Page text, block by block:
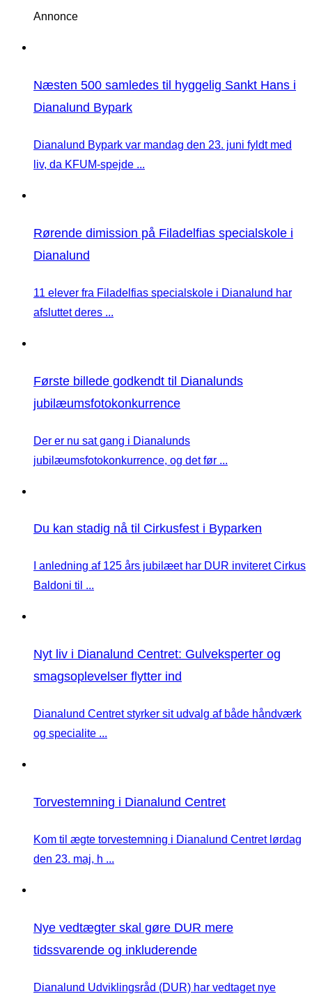
Annonce
Næsten 500 samledes til hyggelig Sankt Hans i
Dianalund Bypark
Dianalund Bypark var mandag den 23. juni fyldt med
liv, da KFUM-spejde ...
Rørende dimission på Filadelfias specialskole i
Dianalund
11 elever fra Filadelfias specialskole i Dianalund har
afsluttet deres ...
Første billede godkendt til Dianalunds
jubilæumsfotokonkurrence
Der er nu sat gang i Dianalunds
jubilæumsfotokonkurrence, og det før ...
Du kan stadig nå til Cirkusfest i Byparken
I anledning af 125 års jubilæet har DUR inviteret Cirkus
Baldoni til ...
Nyt liv i Dianalund Centret: Gulveksperter og
smagsoplevelser flytter ind
Dianalund Centret styrker sit udvalg af både håndværk
og specialite ...
Torvestemning i Dianalund Centret
Kom til ægte torvestemning i Dianalund Centret lørdag
den 23. maj, h ...
Nye vedtægter skal gøre DUR mere
tidssvarende og inkluderende
Dianalund Udviklingsråd (DUR) har vedtaget nye